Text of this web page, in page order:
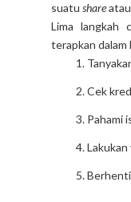
suatu share
Lima langkah
terapkan dalam
Cek
Pahami